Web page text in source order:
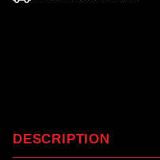
DESCRIPTION